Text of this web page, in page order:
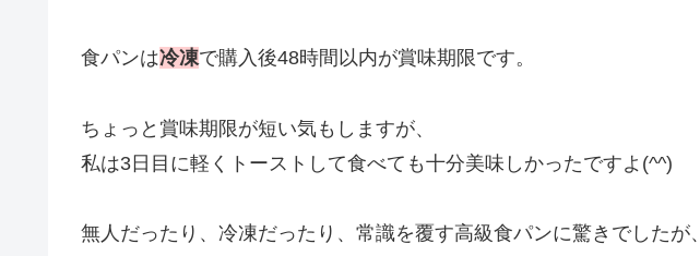
食パンは冷凍で購入後48時間以内が賞味期限です。
ちょっと賞味期限が短い気もしますが、
私は3日目に軽くトーストして食べても十分美味しかったですよ(^^)
無人だったり、冷凍だったり、常識を覆す高級食パンに驚きでしたが、